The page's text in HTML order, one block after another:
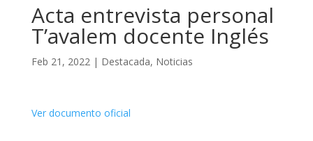
Acta entrevista personal
T’avalem docente Inglés
Feb 21, 2022| Destacada, Noticias
Ver documento oficial